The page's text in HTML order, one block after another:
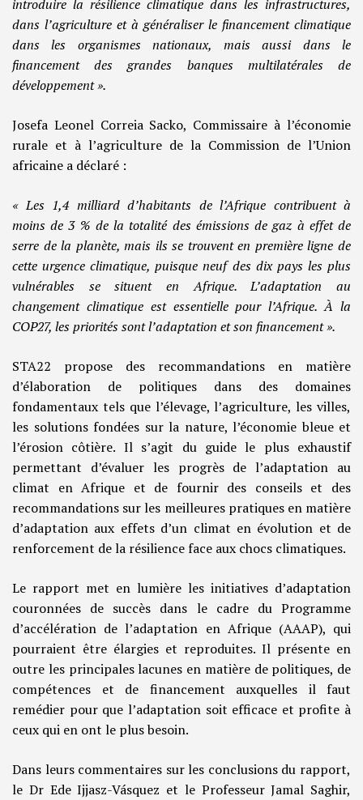
introduire la résilience climatique dans les infrastructures,
dans l’agriculture et à généraliser le financement climatique
dans les organismes nationaux, mais aussi dans le
financement des grandes banques multilatérales de
développement ».
Josefa Leonel Correia Sacko, Commissaire à l’économie
rurale et à l’agriculture de la Commission de l’Union
africaine a déclaré :
« Les 1,4 milliard d’habitants de l’Afrique contribuent à
moins de 3 % de la totalité des émissions de gaz à effet de
serre de la planète, mais ils se trouvent en première ligne de
cette urgence climatique, puisque neuf des dix pays les plus
vulnérables se situent en Afrique. L’adaptation au
changement climatique est essentielle pour l’Afrique. À la
COP27, les priorités sont l’adaptation et son financement ».
STA22 propose des recommandations en matière
d’élaboration de politiques dans des domaines
fondamentaux tels que l’élevage, l’agriculture, les villes,
les solutions fondées sur la nature, l’économie bleue et
l’érosion côtière. Il s’agit du guide le plus exhaustif
permettant d’évaluer les progrès de l’adaptation au
climat en Afrique et de fournir des conseils et des
recommandations sur les meilleures pratiques en matière
d’adaptation aux effets d’un climat en évolution et de
renforcement de la résilience face aux chocs climatiques.
Le rapport met en lumière les initiatives d’adaptation
couronnées de succès dans le cadre du Programme
d’accélération de l’adaptation en Afrique (AAAP), qui
pourraient être élargies et reproduites. Il présente en
outre les principales lacunes en matière de politiques, de
compétences et de financement auxquelles il faut
remédier pour que l’adaptation soit efficace et profite à
ceux qui en ont le plus besoin.
Dans leurs commentaires sur les conclusions du rapport,
le Dr Ede Ijjasz-Vásquez et le Professeur Jamal Saghir,